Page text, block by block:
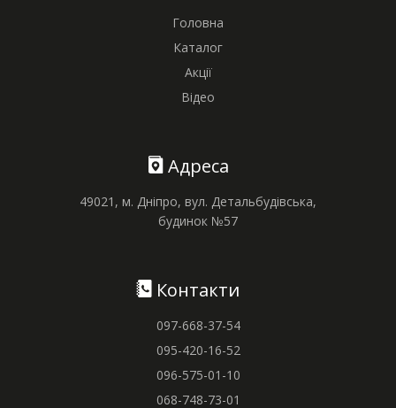
Головна
Каталог
Акції
Відео
Адреса
49021, м. Дніпро, вул. Детальбудівська,
будинок №57
Контакти
097-668-37-54
095-420-16-52
096-575-01-10
068-748-73-01